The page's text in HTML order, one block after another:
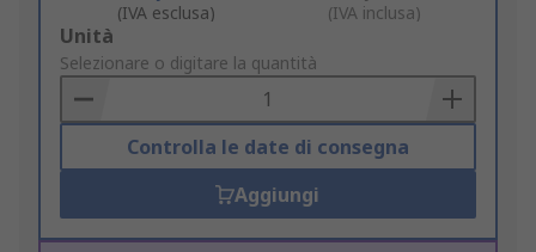
(IVA esclusa) (IVA inclusa)
Add
to
Basket
Unità
Selezionare o digitare la quantità
Controlla le date di consegna
Aggiungi